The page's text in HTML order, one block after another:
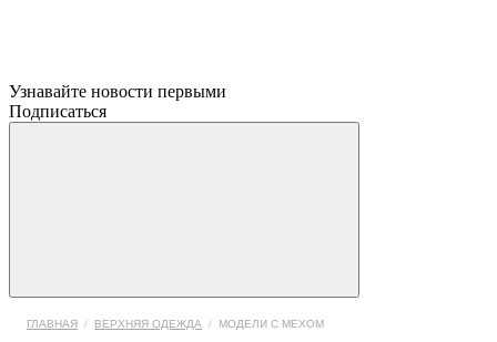
Узнавайте новости первыми
Подписаться
ГЛАВНАЯ / ВЕРХНЯЯ ОДЕЖДА / МОДЕЛИ С МЕХОМ